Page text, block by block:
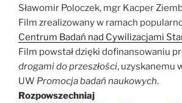
Sławomir Poloczek, mgr Kacper
Film zrealizowany w ramach
Centrum Badań nad Cywilizacjami
Film powstał dzięki dofinansowaniu
drogami do przeszłości, uzyskanemu
UW Promocja badań naukowych.
Rozpowszechniaj